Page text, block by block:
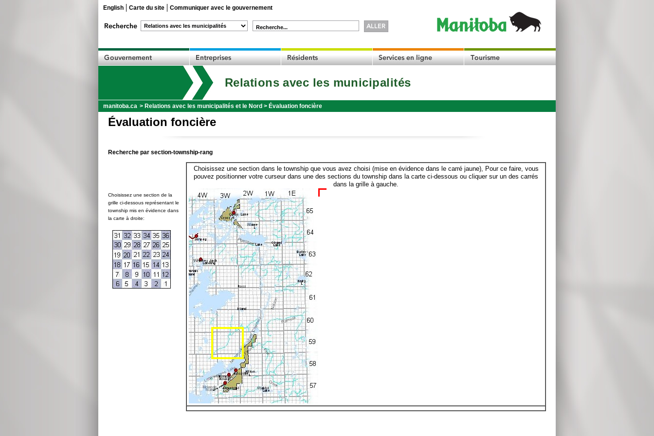
English Carte du site Communiquer avec le gouvernement
Recherche...
Relations avec les municipalités
manitoba.ca > Relations avec les municipalités et le Nord > Évaluation foncière
Évaluation foncière
Recherche par section-township-rang
Choisissez une section de la
grille ci-dessous représentant le
township mis en évidence dans
la carte à droite:
Choisissez une section dans le township que vous avez choisi (mise en évidence dans le carré jaune), Pour ce faire, vous
pouvez positionner votre curseur dans une des sections du township dans la carte ci-dessous ou cliquer sur un des carrés
dans la grille à gauche.